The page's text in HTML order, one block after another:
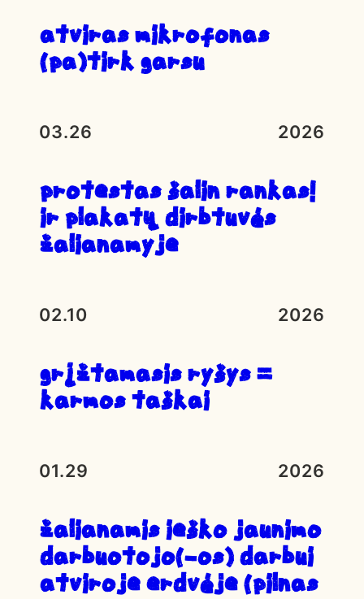
atviras mikrofonas
(pa)tirk garsu
03.26 2026
Protestas ŠALIN RANKAS!
ir plakatų dirbtuvės
Žalianamyje
02.10 2026
Grįžtamasis ryšys =
karmos taškai
01.29 2026
ŽALIANAMIS IEŠKO JAUNIMO
DARBUOTOJO(-OS) DARBUI
ATVIROJE ERDVĖJE (PILNAS